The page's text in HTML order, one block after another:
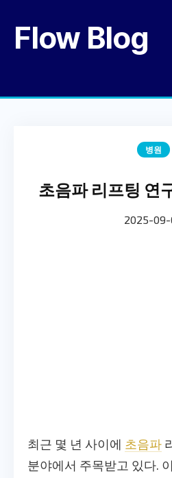
Flow Blog
병원
초음파 리프팅 연
2025-
최근 몇 년 사이에 초음파
분야에서 주목받고 있다.